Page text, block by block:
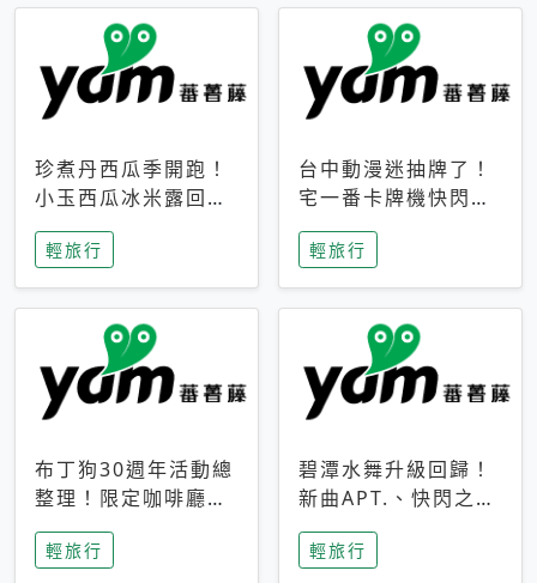
珍煮丹西瓜季開跑！
小玉西瓜冰米露回
歸，4公升分享壺也
成今夏焦點
輕旅行
台中動漫迷抽牌了！
宅一番卡牌機快閃草
悟道，15大人氣IP一
次開抽
輕旅行
布丁狗30週年活動總
整理！限定咖啡廳、
生日派對到路跑活動
一次看
輕旅行
碧潭水舞升級回歸！
新曲APT.、快閃之夜
到飛板秀，初夏夜遊
亮點一次看
輕旅行